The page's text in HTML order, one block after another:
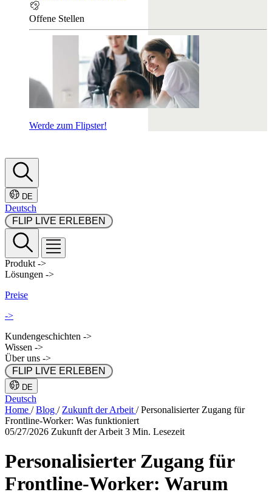
Offene Stellen
Werde zum Flipster!
DE
Deutsch
Produkt ->
Lösungen ->
Preise
->
Kundengeschichten ->
Wissen ->
Über uns ->
DE
Deutsch
Home /Blog / Zukunft der Arbeit /Personalisierter Zugang für
Frontline-Worker: Was funktioniert
05/27/2026 Zukunft der Arbeit 3 Min. Lesezeit
Personalisierter Zugang für
Frontline-Worker: Warum